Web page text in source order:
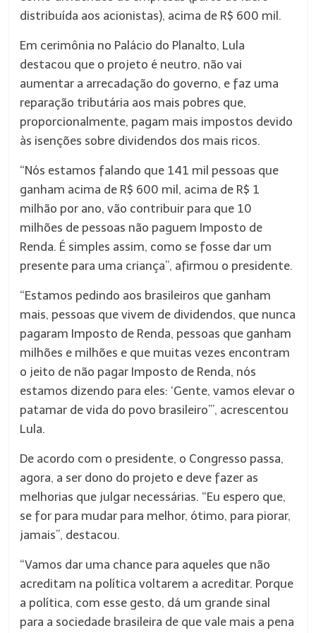
distribuída aos acionistas), acima de R$ 600 mil.
Em cerimônia no Palácio do Planalto, Lula
destacou que o projeto é neutro, não vai
aumentar a arrecadação do governo, e faz uma
reparação tributária aos mais pobres que,
proporcionalmente, pagam mais impostos devido
às isenções sobre dividendos dos mais ricos.
“Nós estamos falando que 141 mil pessoas que
ganham acima de R$ 600 mil, acima de R$ 1
milhão por ano, vão contribuir para que 10
milhões de pessoas não paguem Imposto de
Renda. É simples assim, como se fosse dar um
presente para uma criança”, afirmou o presidente.
“Estamos pedindo aos brasileiros que ganham
mais, pessoas que vivem de dividendos, que nunca
pagaram Imposto de Renda, pessoas que ganham
milhões e milhões e que muitas vezes encontram
o jeito de não pagar Imposto de Renda, nós
estamos dizendo para eles: ‘Gente, vamos elevar o
patamar de vida do povo brasileiro’”, acrescentou
Lula.
De acordo com o presidente, o Congresso passa,
agora, a ser dono do projeto e deve fazer as
melhorias que julgar necessárias. “Eu espero que,
se for para mudar para melhor, ótimo, para piorar,
jamais”, destacou.
“Vamos dar uma chance para aqueles que não
acreditam na política voltarem a acreditar. Porque
a política, com esse gesto, dá um grande sinal
para a sociedade brasileira de que vale mais a pena